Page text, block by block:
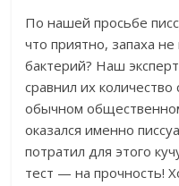
По нашей просьбе
что приятно, запаха
бактерий? Наш
сравнил их
обычном
оказался именно
потратил для этого
тест — на прочность!